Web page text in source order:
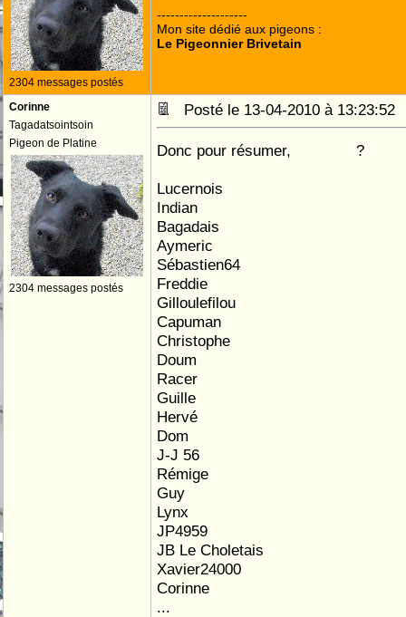
2304 messages postés
--------------------
Mon site dédié aux pigeons :
Le Pigeonnier Brivetain
Corinne
Tagadatsointsoin
Pigeon de Platine
2304 messages postés
Posté le 13-04-2010 à
Donc pour résumer, ?
Lucernois
Indian
Bagadais
Aymeric
Sébastien64
Freddie
Gilloulefilou
Capuman
Christophe
Doum
Racer
Guille
Hervé
Dom
J-J 56
Rémige
Guy
Lynx
JP4959
JB Le Choletais
Xavier24000
Corinne
...